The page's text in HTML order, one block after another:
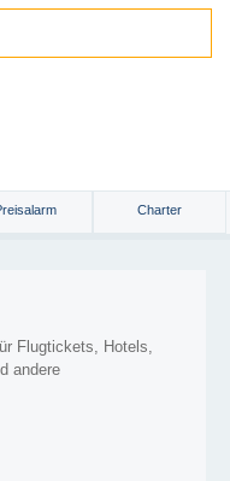
Charter
Flugtickets, Hotels,
andere